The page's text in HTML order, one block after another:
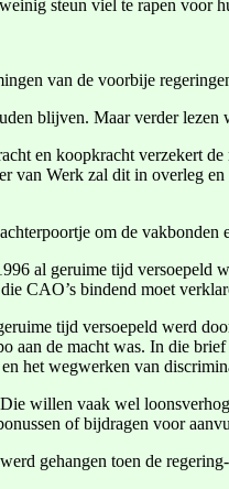
steun viel te rapen voor
van de voorbije
blijven. Maar verder lezen
en koopkracht verzekert
van Werk zal dit in overleg
om de
al geruime tijd
CAO’s bindend moet
tijd versoepeld werd
aan de macht was. In die
het wegwerken van
willen vaak wel
of bijdragen voor
gehangen toen de